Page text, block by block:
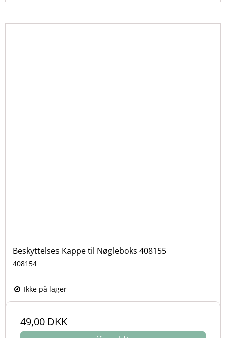
Beskyttelses Kappe til Nøgleboks 408155
408154
Ikke på lager
49,00 DKK